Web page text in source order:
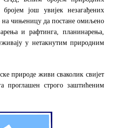
још увијек незагађених
на чињеницу да постане омиљено
и рафтинга, планинарења,
у нетакнутим природним
природе живи сваколик свијет
проглашен строго заштићеним